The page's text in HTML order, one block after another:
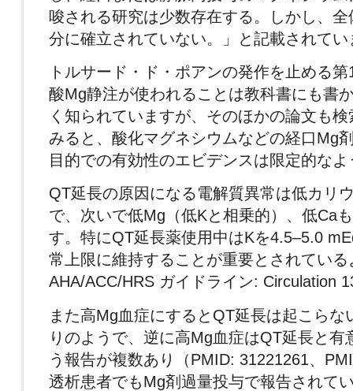
唆される研究は少数存在する。しかし、
分に確立されていない。」と記載されてい
トルサード・ド・ポアンの発作を止める
酸Mg静注が使われることは教科書にも書
く知られていますが、そのほかの論文も
みると、酸化マグネシウムなどの経口Mg
目的での有効性のエビデンスは限定的なよ
QT延長の原因になる電解質異常は低カリ
で、次いで低Mg（低Kと相乗的）、低Ca
す。特にQT延長薬使用中はKを4.5–5.0
常上限に維持することが重要とされてい
AHA/ACC/HRS ガイドライン: Circulation
また高Mg血症にするとQT延長は起こらな
りのようで、逆に高Mg血症はQT延長と有
う報告が複数あり（PMID: 31221261、
透析患者でもMg剤過量投与で報告されて